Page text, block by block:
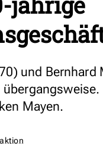
und
Mayen.